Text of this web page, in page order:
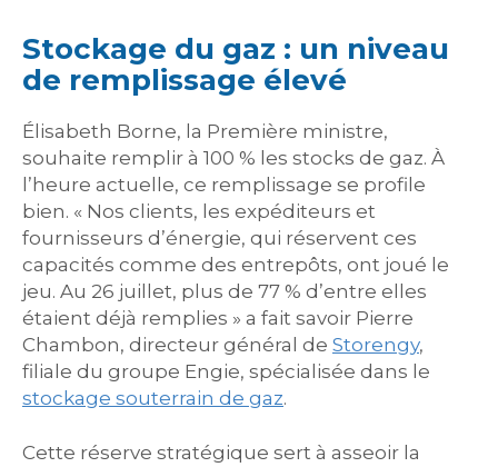
Stockage du gaz : un niveau
de remplissage élevé
Élisabeth Borne, la Première ministre,
souhaite remplir à 100 % les stocks de gaz. À
l’heure actuelle, ce remplissage se profile
bien. « Nos clients, les expéditeurs et
fournisseurs d’énergie, qui réservent ces
capacités comme des entrepôts, ont joué le
jeu. Au 26 juillet, plus de 77 % d’entre elles
étaient déjà remplies » a fait savoir Pierre
Chambon, directeur général de Storengy,
filiale du groupe Engie, spécialisée dans le
stockage souterrain de gaz.
Cette réserve stratégique sert à asseoir la